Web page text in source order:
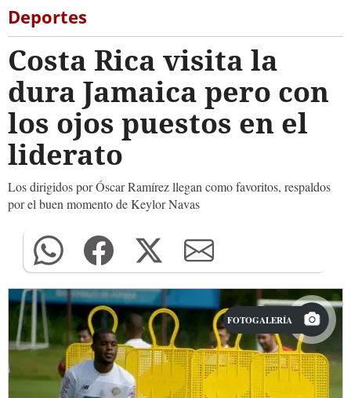
Deportes
Costa Rica visita la
dura Jamaica pero con
los ojos puestos en el
liderato
Los dirigidos por Óscar Ramírez llegan como favoritos, respaldos
por el buen momento de Keylor Navas
FOTOGALERÍA